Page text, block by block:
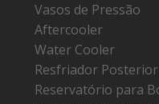
Vasos de Pressão
Aftercooler
Water Cooler
Resfriador Posterior
Reservatório para